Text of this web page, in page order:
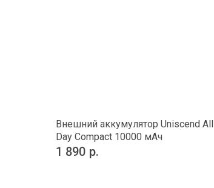
Внешний аккумулятор Uniscend All
Day Compact 10000 мAч
1 890 р.